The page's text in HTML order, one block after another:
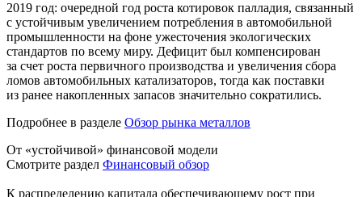
2019 год: очередной год роста котировок палладия, связанный
с устойчивым увеличением потребления в автомобильной
промышленности на фоне ужесточения экологических
стандартов по всему миру. Дефицит был компенсирован
за счет роста первичного производства и увеличения сбора
ломов автомобильных катализаторов, тогда как поставки
из ранее накопленных запасов значительно сократились.
Подробнее в разделе Обзор рынка металлов
От «устойчивой» финансовой модели
Смотрите раздел Финансовый обзор
К распределению капитала обеспечивающему рост при